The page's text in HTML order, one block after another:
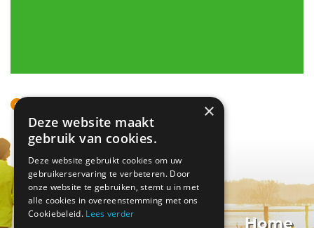
Home
×
Deze website maakt
gebruik van cookies.
Deze website gebruikt cookies om uw
gebruikerservaring te verbeteren. Door
onze website te gebruiken, stemt u in met
alle cookies in overeenstemming met ons
Cookiebeleid. Lees verder